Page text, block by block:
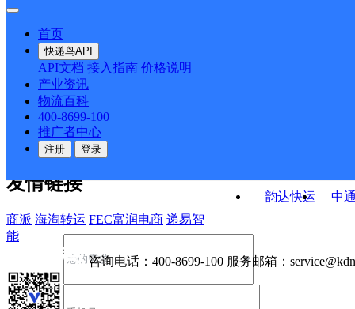
首页
快递鸟API
API文档 接入指南 价格说明
产业资讯
物流百科
400-8699-100
推广者中心
注册 登录
韵达快运
中
API接口 DEMO下载
关于我们
公司介绍 企业动态
合作伙伴 快递鸟接口服务协议
户隐私政策
友情链接
商派 海淘转运 FEC富润电商 递易智
能
咨询电话： 400-8699-100 服务邮箱：